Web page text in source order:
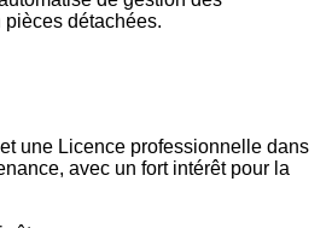
détachées.
une Licence professionnelle dans
avec un fort intérêt pour la